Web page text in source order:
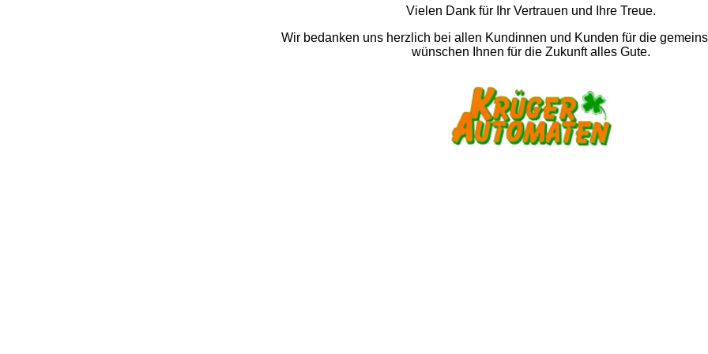
Vielen Dank für Ihr Vertrauen und Ihre Treue.
Wir bedanken uns herzlich bei allen Kundinnen und Kunden für die
wünschen Ihnen für die Zukunft alles Gute.